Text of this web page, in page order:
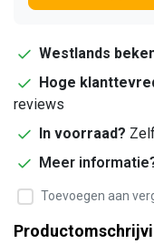
Westlands
Hoge
reviews
In voorraad?
Meer
Toevoegen aan